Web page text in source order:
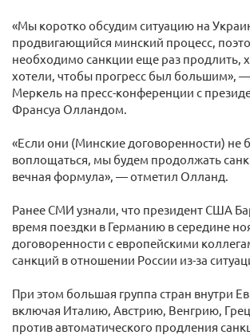
«Мы коротко обсудим ситуацию на
продвигающийся минский процесс,
необходимо санкции еще раз продлить,
хотели, чтобы прогресс был большим»,
Меркель на пресс-конференции с
Франсуа Олландом.
«Если они (Минские договоренности) не
воплощаться, мы будем продолжать
вечная формула», — отметил Олланд.
Ранее СМИ узнали, что президент США
время поездки в Германию в середине
договоренности с европейскими
санкций в отношении России из-за
При этом большая группа стран внутри
включая Италию, Австрию, Венгрию,
против автоматического продления